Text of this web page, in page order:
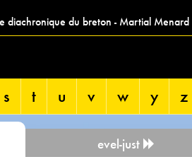
diachronique du breton - Martial Menard
s t u v w y z
evel-just